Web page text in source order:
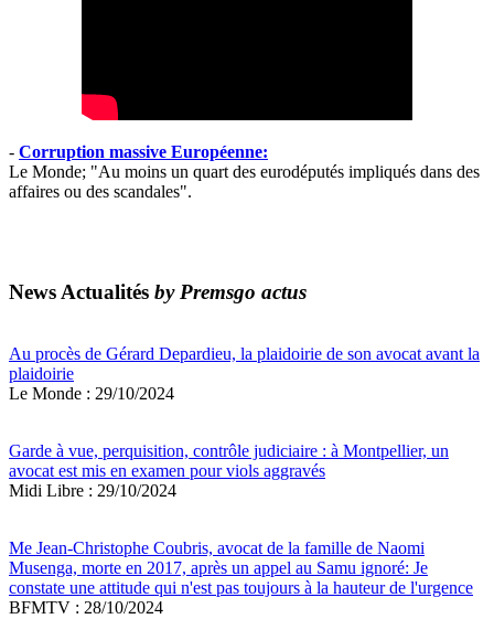
- Corruption massive Européenne:
Le Monde; "Au moins un quart des eurodéputés impliqués dans des
affaires ou des scandales".
News Actualités by Premsgo actus
Au procès de Gérard Depardieu, la plaidoirie de son avocat avant la
plaidoirie
Le Monde : 29/10/2024
Garde à vue, perquisition, contrôle judiciaire : à Montpellier, un
avocat est mis en examen pour viols aggravés
Midi Libre : 29/10/2024
Me Jean-Christophe Coubris, avocat de la famille de Naomi
Musenga, morte en 2017, après un appel au Samu ignoré: Je
constate une attitude qui n'est pas toujours à la hauteur de l'urgence
BFMTV : 28/10/2024